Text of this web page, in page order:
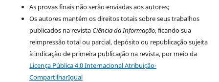
As provas finais não serão enviadas aos autores;
Os autores mantém os direitos totais sobre seus trabalhos
publicados na revista Ciência da Informação, ficando sua
reimpressão total ou parcial, depósito ou republicação sujeita
à indicação de primeira publicação na revista, por meio da
Licença Pública 4.0 Internacional Atribuição-
CompartilharIgual